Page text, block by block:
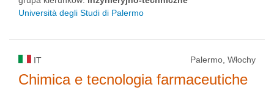
Università degli Studi di Palermo
IT Palermo, Włochy
Chimica e tecnologia farmaceutiche